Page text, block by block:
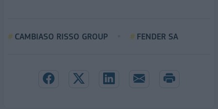
CAMBIASO RISSO GROUP FENDER SA